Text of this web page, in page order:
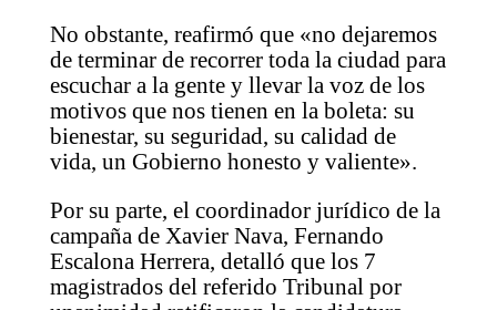
No obstante, reafirmó que «no dejaremos
de terminar de recorrer toda la ciudad para
escuchar a la gente y llevar la voz de los
motivos que nos tienen en la boleta: su
bienestar, su seguridad, su calidad de
vida, un Gobierno honesto y valiente».
Por su parte, el coordinador jurídico de la
campaña de Xavier Nava, Fernando
Escalona Herrera, detalló que los 7
magistrados del referido Tribunal por